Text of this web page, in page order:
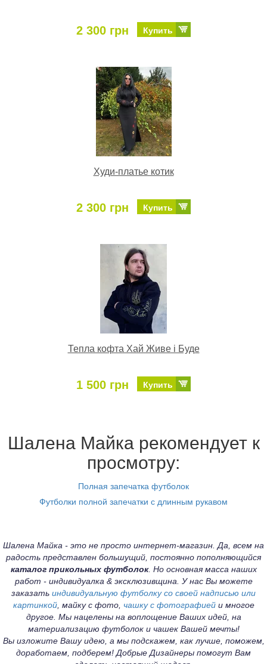
2 300 грн Купить
Худи-платье котик
2 300 грн Купить
Тепла кофта Хай Живе і Буде
1 500 грн Купить
Шалена Майка рекомендует к
просмотру:
Полная запечатка футболок
Футболки полной запечатки с длинным рукавом
Шалена Майка - это не просто интернет-магазин. Да, всем на
радость представлен большущий, постоянно пополняющийся
каталог прикольных футболок. Но основная масса наших
работ - индивидуалка & эксклюзивщина. У нас Вы можете
заказать индивидуальную футболку со своей надписью или
картинкой, майку с фото, чашку с фотографиейи многое
другое. Мы нацелены на воплощение Ваших идей, на
материализацию футболок и чашек Вашей мечты!
Вы изложите Вашу идею, а мы подскажем, как лучше, поможем,
доработаем, подберем! Добрые Дизайнеры помогут Вам